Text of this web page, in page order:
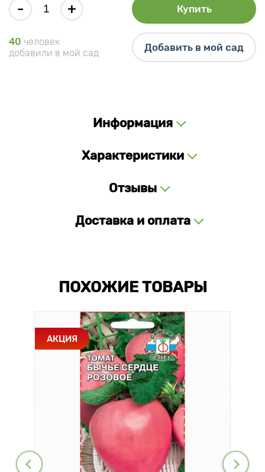
- + Купить
40 человек
добавили в мой сад
Добавить в мой сад
Информация
Характеристики
Отзывы
Доставка и оплата
ПОХОЖИЕ ТОВАРЫ
АКЦИЯ